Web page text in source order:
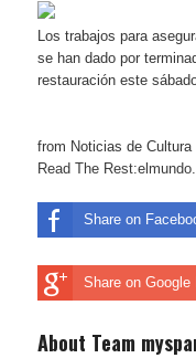
Los trabajos para
se han dado por
restauración este
from Noticias de Cultura
Read The
Share on
Share on Google
About Team